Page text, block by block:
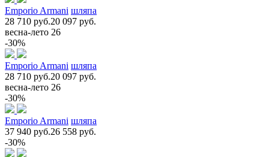
Emporio Armani шляпа
28 710 руб.20 097 руб.
весна-лето 26
-30%
Emporio Armani шляпа
28 710 руб.20 097 руб.
весна-лето 26
-30%
Emporio Armani шляпа
37 940 руб.26 558 руб.
-30%